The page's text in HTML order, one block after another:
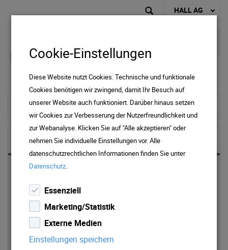
HALL AG
zur Startseite
NEWS & MEDIA
News 2025
News 2024
News 2023
News 2022
Cookie-Einstellungen
Diese Website nutzt Cookies. Technische und funktionale
Cookies benötigen wir zwingend, damit Ihr Besuch auf
unserer Website auch funktioniert. Darüber hinaus setzen
wir Cookies zur Verbesserung der Nutzerfreundlichkeit und
zur Webanalyse. Klicken Sie auf "Alle akzeptieren" oder
nehmen Sie individuelle Einstellungen vor. Alle
datenschutzrechtlichen Informationen finden Sie unter
Datenschutz.
Essenziell
Marketing/Statistik
Externe Medien
Einstellungen speichern